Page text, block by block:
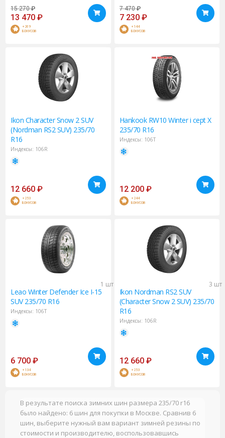
15 270 ₽
13 470 ₽
+269
БОНУСОВ
7 470 ₽
7 230 ₽
+144
БОНУСОВ
Ikon Character Snow 2 SUV
(Nordman RS2 SUV) 235/70
R16
Индексы: 106R
12 660 ₽
+253
БОНУСОВ
HankookRW10 Winter i cept X
235/70 R16
Индексы: 106T
12 200 ₽
+244
БОНУСОВ
1 шт
Leao Winter Defender Ice I-15
SUV 235/70 R16
Индексы: 106T
6 700 ₽
+134
БОНУСОВ
3 шт
Ikon Nordman RS2 SUV
(Character Snow 2 SUV) 235/70
R16
Индексы: 106R
12 660 ₽
+253
БОНУСОВ
В результате поиска зимних шин размера 235/70 r16
было найдено: 6 шин для покупки в Москве. Сравнив 6
шин, выберите нужный вам вариант зимней резины по
стоимости и производителю, воспользовавшись